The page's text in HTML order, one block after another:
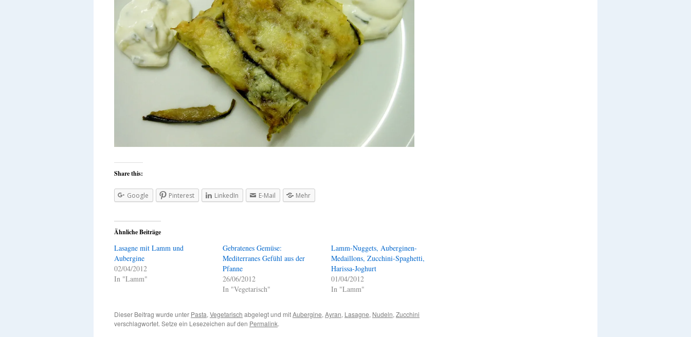
Share this:
Google Pinterest LinkedIn E-Mail Mehr
Ähnliche Beiträge
Lasagne mit Lamm und
Aubergine
02/04/2012
In "Lamm"
Gebratenes Gemüse:
Mediterranes Gefühl aus der
Pfanne
26/06/2012
In "Vegetarisch"
Lamm-Nuggets, Auberginen-
Medaillons, Zucchini-Spaghetti,
Harissa-Joghurt
01/04/2012
In "Lamm"
Dieser Beitrag wurde unter Pasta, Vegetarisch abgelegt und mitAubergine, Ayran, Lasagne, Nudeln, Zucchini
verschlagwortet. Setze ein Lesezeichen auf den Permalink.